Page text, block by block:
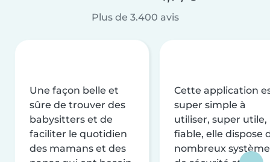
Plus de 3.400 avis
Une façon belle et
sûre de trouver des
babysitters et de
faciliter le quotidien
des mamans et des
Cette application
super simple à
utiliser, super utile,
fiable, elle dispose
nombreux